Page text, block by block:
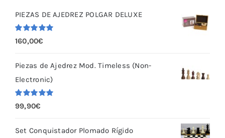
PIEZAS DE AJEDREZ POLGAR DELUXE
Valorado
con 5.00
160,00€
Piezas de Ajedrez Mod. Timeless (Non-
Electronic)
Valorado
con 5.00
99,90€
Set Conquistador Plomado Rígido